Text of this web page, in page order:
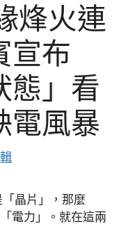
烽火連
宣布
態」看
電風暴
晶片」，那麼
電力」。就在這兩